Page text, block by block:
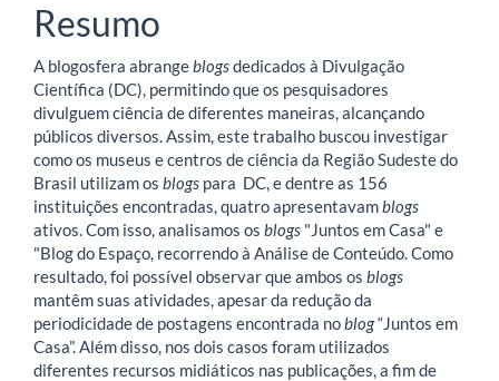
Resumo
A blogosfera abrangeblogsdedicados à Divulgação
Científica (DC), permitindo que os pesquisadores
divulguem ciência de diferentes maneiras, alcançando
públicos diversos. Assim, este trabalho buscou investigar
como os museus e centros de ciência da Região Sudeste do
Brasil utilizam os blogs para DC, e dentre as 156
instituições encontradas, quatro apresentavamblogs
ativos. Com isso, analisamos os blogs "Juntos em Casa" e
"Blog do Espaço, recorrendo à Análise de Conteúdo. Como
resultado, foi possível observar que ambos os blogs
mantêm suas atividades, apesar da redução da
periodicidade de postagens encontrada noblog“Juntos em
Casa”. Além disso, nos dois casos foram utilizados
diferentes recursos midiáticos nas publicações, a fim de